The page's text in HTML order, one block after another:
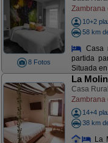
8 Fotos
Zambrana
10+2
58 km
Casa
partida
Situada
La
Casa
Zambrana
14+4
38 km
La